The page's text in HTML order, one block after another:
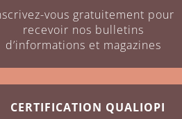
vous gratuitement pour
recevoir nos bulletins
d’informations et magazines
CERTIFICATION QUALIOPI
financement par
l’OPCOle tarif est de 2398
d’acompte à verser.
parvirement bancaire.